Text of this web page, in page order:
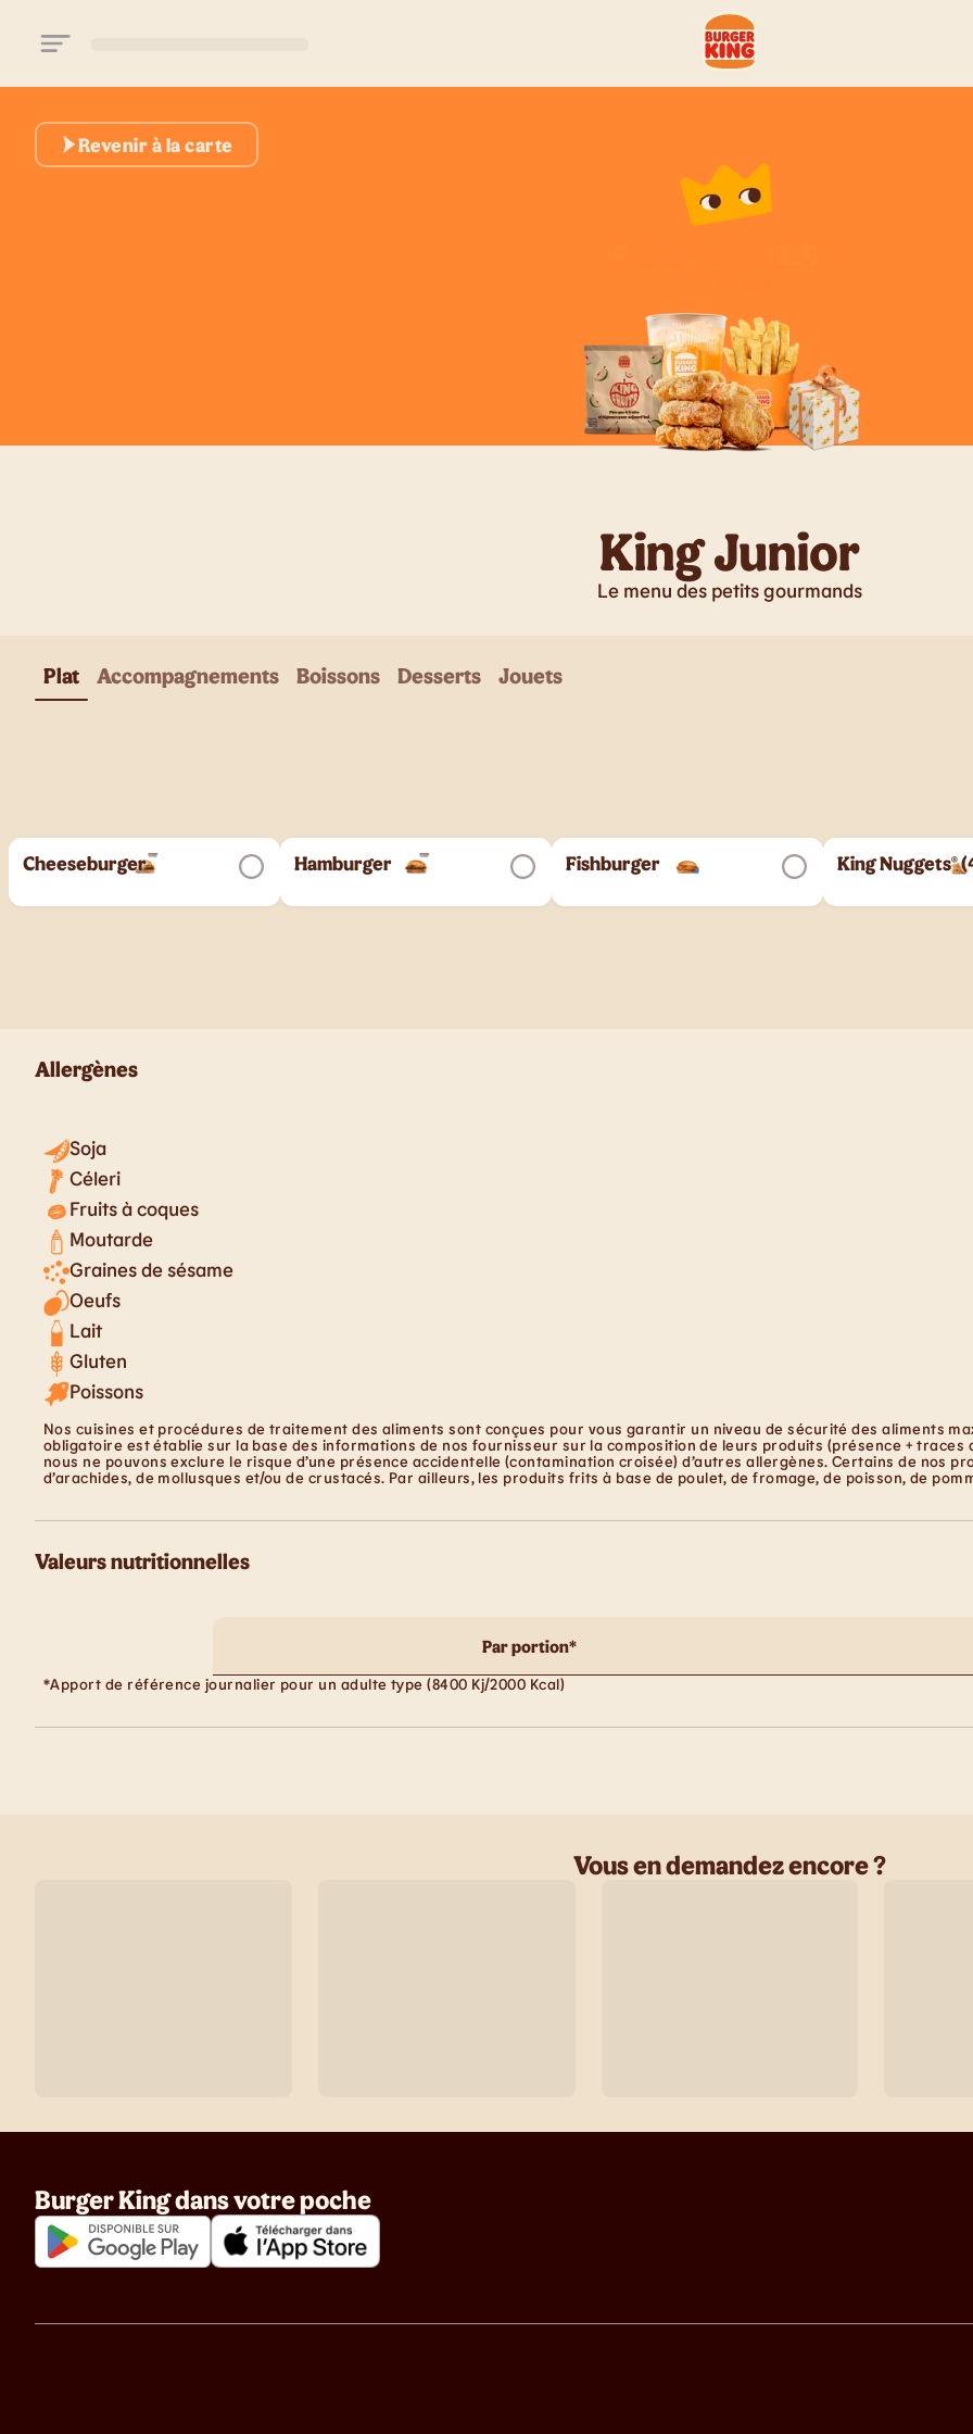
Revenir à la carte
King Junior
Le menu des petits gourmands
Plat Accompagnements Boissons Desserts Jouets
Cheeseburger Hamburger Fishburger King Nuggets®
Allergènes
Soja
Céleri
Fruits à coques
Moutarde
Graines de sésame
Oeufs
Lait
Gluten
Poissons
Nos cuisines et procédures de traitement des aliments sont conçues pour vous garantir un niveau de sécurité des aliments
obligatoire est établie sur la base des informations de nos fournisseur sur la composition de leurs produits (présence +
nous ne pouvons exclure le risque d’une présence accidentelle (contamination croisée) d’autres allergènes. Certains de nos
d’arachides, de mollusques et/ou de crustacés. Par ailleurs, les produits frits à base de poulet, de fromage, de poisson, de
Valeurs nutritionnelles
Par portion*
*Apport de référence journalier pour un adulte type (8400 Kj/2000 Kcal)
Vous en demandez encore ?
Burger King dans votre poche